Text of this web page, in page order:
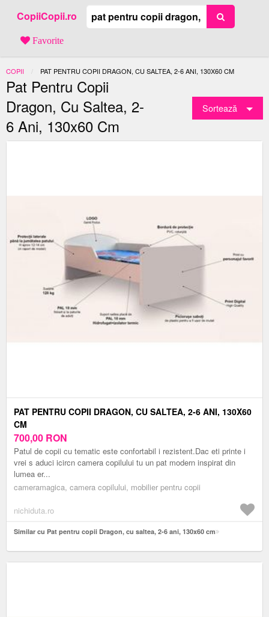
CopiiCopii.ro
Favorite
COPII ACTUAL:
PAT PENTRU COPII DRAGON, CU SALTEA, 2-6 ANI, 130X60 CM
Pat Pentru Copii
Dragon, Cu Saltea, 2-
6 Ani, 130x60 Cm
Sortează
PAT PENTRU COPII DRAGON, CU SALTEA, 2-6 ANI, 130X60
CM
700,00 RON
Patul de copii cu tematic este confortabil i rezistent.Dac eti printe i
vrei s aduci icircn camera copilului tu un pat modern inspirat din
lumea er...
cameramagica, camera copilului, mobilier pentru copii
nichiduta.ro
Similar cu Pat pentru copii Dragon, cu saltea, 2-6 ani, 130x60 cm